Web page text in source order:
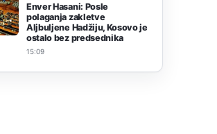
Enver Hasani: Posle
polaganja zakletve
Aljbuljene Hadžiju, Kosovo je
ostalo bez predsednika
15:09